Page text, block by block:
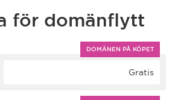
för domänflytt
DOMÄNEN PÅ KÖPET
Gratis